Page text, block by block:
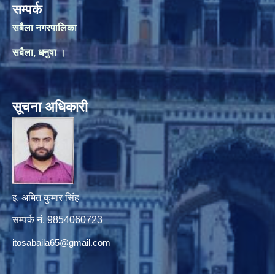
सम्पर्क
सबैला नगरपालिका
सबैला, धनुषा ।
सूचना अधिकारी
इ. अमित कुमार सिंह
सम्पर्क नं. 9854060723
itosabaila65@gmail.com